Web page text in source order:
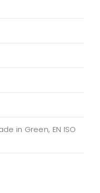
in Green, EN ISO